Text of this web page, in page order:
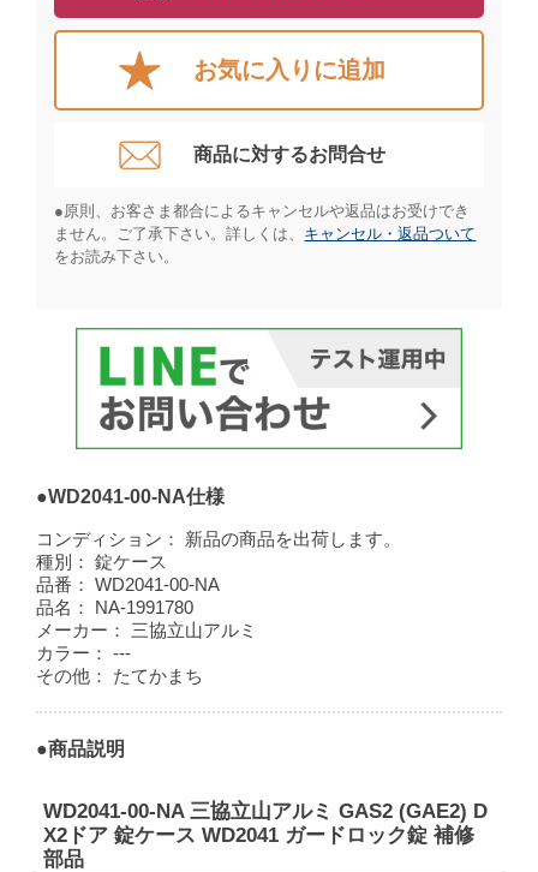
お気に入りに追加
商品に対するお問合せ​
●原則、お客さま都合によるキャンセルや返品はお受けでき
ません。ご了承下さい。詳しくは、 キャンセル・返品ついて
をお読み下さい。​
●WD2041-00-NA仕様
コンディション：
新品の商品を出荷します。
種別：
錠ケース
品番：
WD2041-00-NA
品名：
NA-1991780
メーカー：
三協立山アルミ
カラー：
---
その他：
たてかまち
●商品説明
WD2041-00-NA 三協立山アルミ GAS2 (GAE2) D
X2ドア 錠ケース WD2041 ガードロック錠 補修
部品